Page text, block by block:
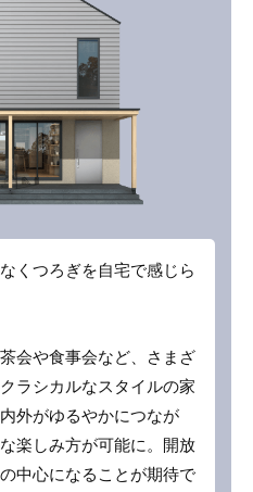
くつろぎを自宅で感じら
会や食事会など、さまざ
ラシカルなスタイルの家
外がゆるやかにつなが
楽しみ方が可能に。開放
中心になることが期待で